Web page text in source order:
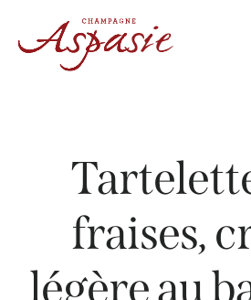
fraises,
légère au